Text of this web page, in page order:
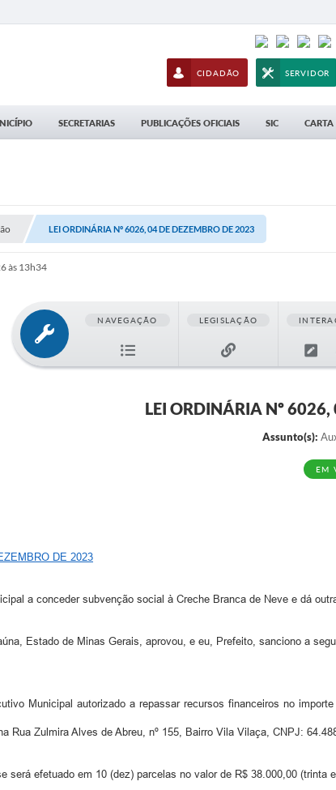
CIDADÃO SERVIDOR
SECRETARIAS PUBLICAÇÕES OFICIAIS SIC CARTA
LEI ORDINÁRIA Nº 6026, 04 DE DEZEMBRO DE 2023
às 13h34
NAVEGAÇÃO LEGISLAÇÃO
LEI ORDINÁRIA Nº
Assunto(s):
EM
DE 2023
a conceder subvenção social à Creche Branca de Neve e dá
Estado de Minas Gerais, aprovou, e eu, Prefeito, sanciono a
Municipal autorizado a repassar recursos financeiros no
Rua Zulmira Alves de Abreu, nº 155, Bairro Vila Vilaça, CNPJ:
será efetuado em 10 (dez) parcelas no valor de R$ 38.000,00